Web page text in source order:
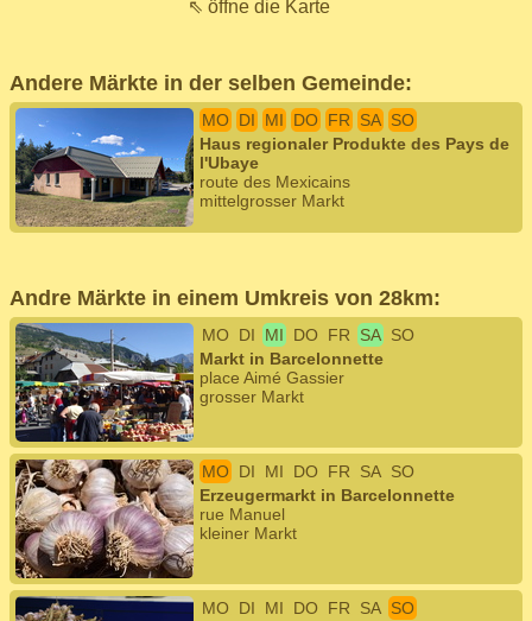
⇖ öffne die Karte
Andere Märkte in der selben Gemeinde:
MO DI MI DO FR SA SO
Haus regionaler Produkte des Pays de
l'Ubaye
route des Mexicains
mittelgrosser Markt
Andre Märkte in einem Umkreis von 28km:
MO DI MI DO FR SA SO
Markt in Barcelonnette
place Aimé Gassier
grosser Markt
MO DI MI DO FR SA SO
Erzeugermarkt in Barcelonnette
rue Manuel
kleiner Markt
MO DI MI DO FR SA SO